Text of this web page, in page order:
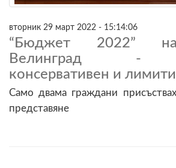
вторник 29 март 2022 - 15:14:06
“Бюджет 2022”
Велинград -
консервативен и
Само двама граждани
представяне